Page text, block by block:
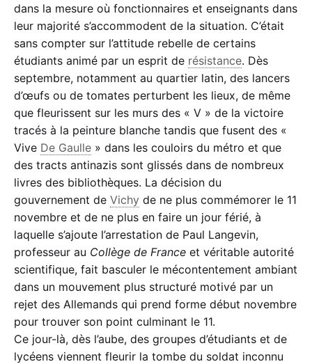
Le 11 Novembre 1940 sera le signal d’une plus grande
encore
Tous les étudiants sont solidaires pour que
Vive la France.
Recopie ces lignes et diffuse-les. »
dans la mesure où fonctionnaires et enseignants dans
leur majorité s’accommodent de la situation. C’était
sans compter sur l’attitude rebelle de certains
étudiants animé par un esprit de résistance. Dès
septembre, notamment au quartier latin, des lancers
d’œufs ou de tomates perturbent les lieux, de même
que fleurissent sur les murs des « V » de la victoire
tracés à la peinture blanche tandis que fusent des «
Vive De Gaulle » dans les couloirs du métro et que
des tracts antinazis sont glissés dans de nombreux
livres des bibliothèques. La décision du
gouvernement de Vichy de ne plus commémorer le 11
novembre et de ne plus en faire un jour férié, à
laquelle s’ajoute l’arrestation de Paul Langevin,
professeur au Collège de France et véritable autorité
scientifique, fait basculer le mécontentement ambiant
dans un mouvement plus structuré motivé par un
rejet des Allemands qui prend forme début novembre
pour trouver son point culminant le 11.
Ce jour-là, dès l’aube, des groupes d’étudiants et de
lycéens viennent fleurir la tombe du soldat inconnu